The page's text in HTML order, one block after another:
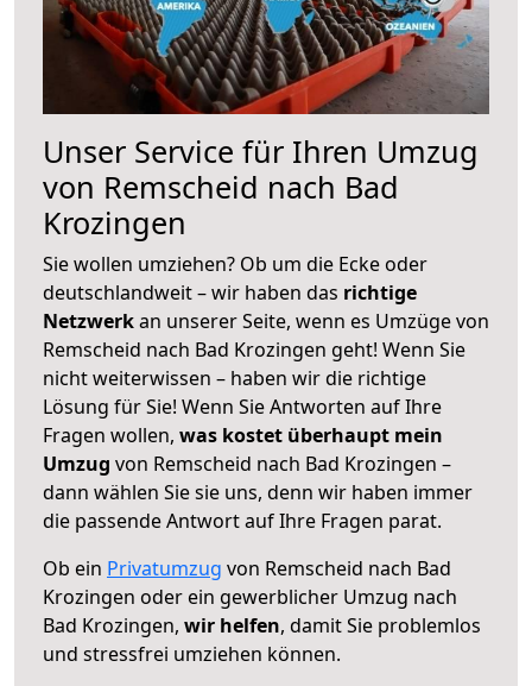
Unser Service für Ihren Umzug
von Remscheid nach Bad
Krozingen
Sie wollen umziehen? Ob um die Ecke oder
deutschlandweit – wir haben das richtige
Netzwerkan unserer Seite, wenn es Umzüge von
Remscheid nach Bad Krozingen geht! Wenn Sie
nicht weiterwissen – haben wir die richtige
Lösung für Sie! Wenn Sie Antworten auf Ihre
Fragen wollen, was kostet überhaupt mein
Umzug von Remscheid nach Bad Krozingen –
dann wählen Sie sie uns, denn wir haben immer
die passende Antwort auf Ihre Fragen parat.
Ob ein Privatumzug von Remscheid nach Bad
Krozingen oder ein gewerblicher Umzug nach
Bad Krozingen, wir helfen, damit Sie problemlos
und stressfrei umziehen können.